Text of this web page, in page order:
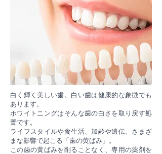
白く輝く美しい歯。白い歯は健康的な象徴でも
あります。
ホワイトニングはそんな歯の白さを取り戻す処
置です。
ライフスタイルや食生活、加齢や遺伝、さまざ
まな影響で起こる「歯の黄ばみ」。
この歯の黄ばみを削ることなく、専用の薬剤を